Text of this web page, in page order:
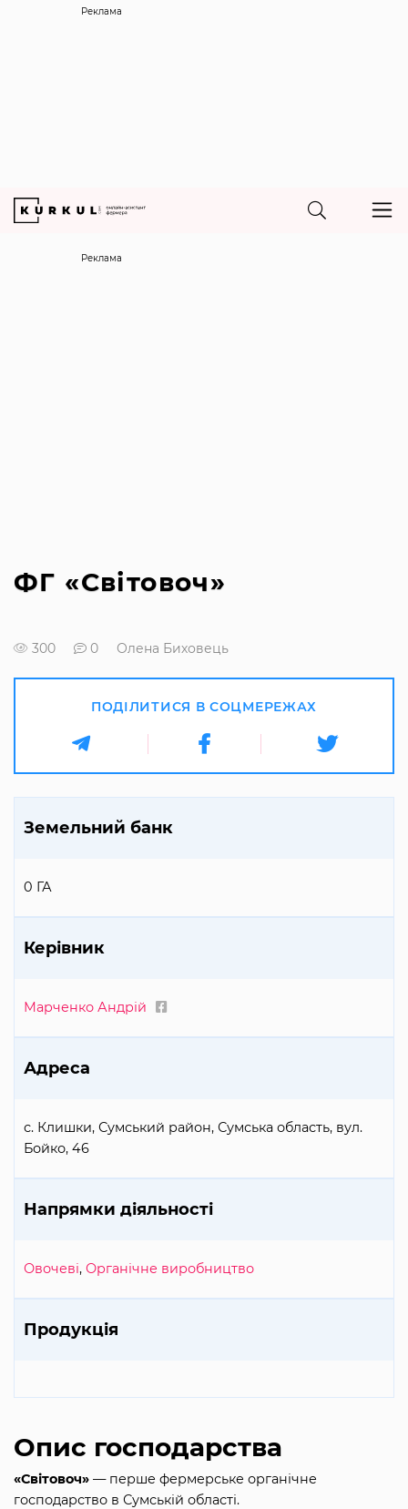
Реклама
ФГ «Світовоч»
300 0 Олена Биховець
ПОДІЛИТИСЯ В СОЦМЕРЕЖАХ
Земельний банк
0 ГА
Керівник
Марченко Андрій
Адреса
с. Клишки, Сумський район, Сумська область, вул.
Бойко, 46
Напрямки діяльності
Овочеві, Органічне виробництво
Продукція
Опис господарства
«Світовоч» — перше фермерське органічне
господарство в Сумській області.
Реклама